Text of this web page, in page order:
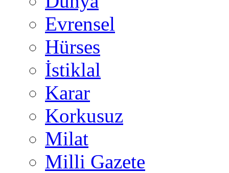
Evrensel
Hürses
İstiklal
Karar
Korkusuz
Milat
Milli Gazete